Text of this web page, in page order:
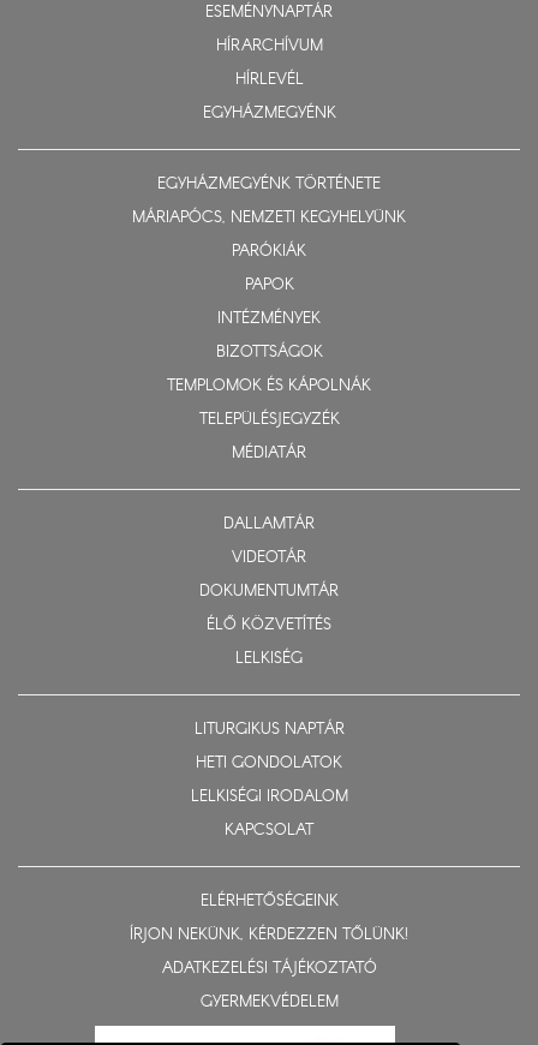
ESEMÉNYNAPTÁR
HÍRARCHÍVUM
HÍRLEVÉL
EGYHÁZMEGYÉNK
EGYHÁZMEGYÉNK TÖRTÉNETE
MÁRIAPÓCS, NEMZETI KEGYHELYÜNK
PARÓKIÁK
PAPOK
INTÉZMÉNYEK
BIZOTTSÁGOK
TEMPLOMOK ÉS KÁPOLNÁK
TELEPÜLÉSJEGYZÉK
MÉDIATÁR
DALLAMTÁR
VIDEOTÁR
DOKUMENTUMTÁR
ÉLŐ KÖZVETÍTÉS
LELKISÉG
LITURGIKUS NAPTÁR
HETI GONDOLATOK
LELKISÉGI IRODALOM
KAPCSOLAT
ELÉRHETŐSÉGEINK
ÍRJON NEKÜNK, KÉRDEZZEN TŐLÜNK!
ADATKEZELÉSI TÁJÉKOZTATÓ
GYERMEKVÉDELEM